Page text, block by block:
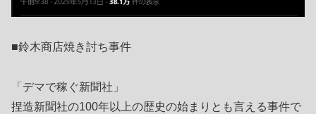
■鈴木商店焼き討ち事件
「デマで稼ぐ新聞社」
捏造新聞社の100年以上の歴史の始まりとも言える事件で